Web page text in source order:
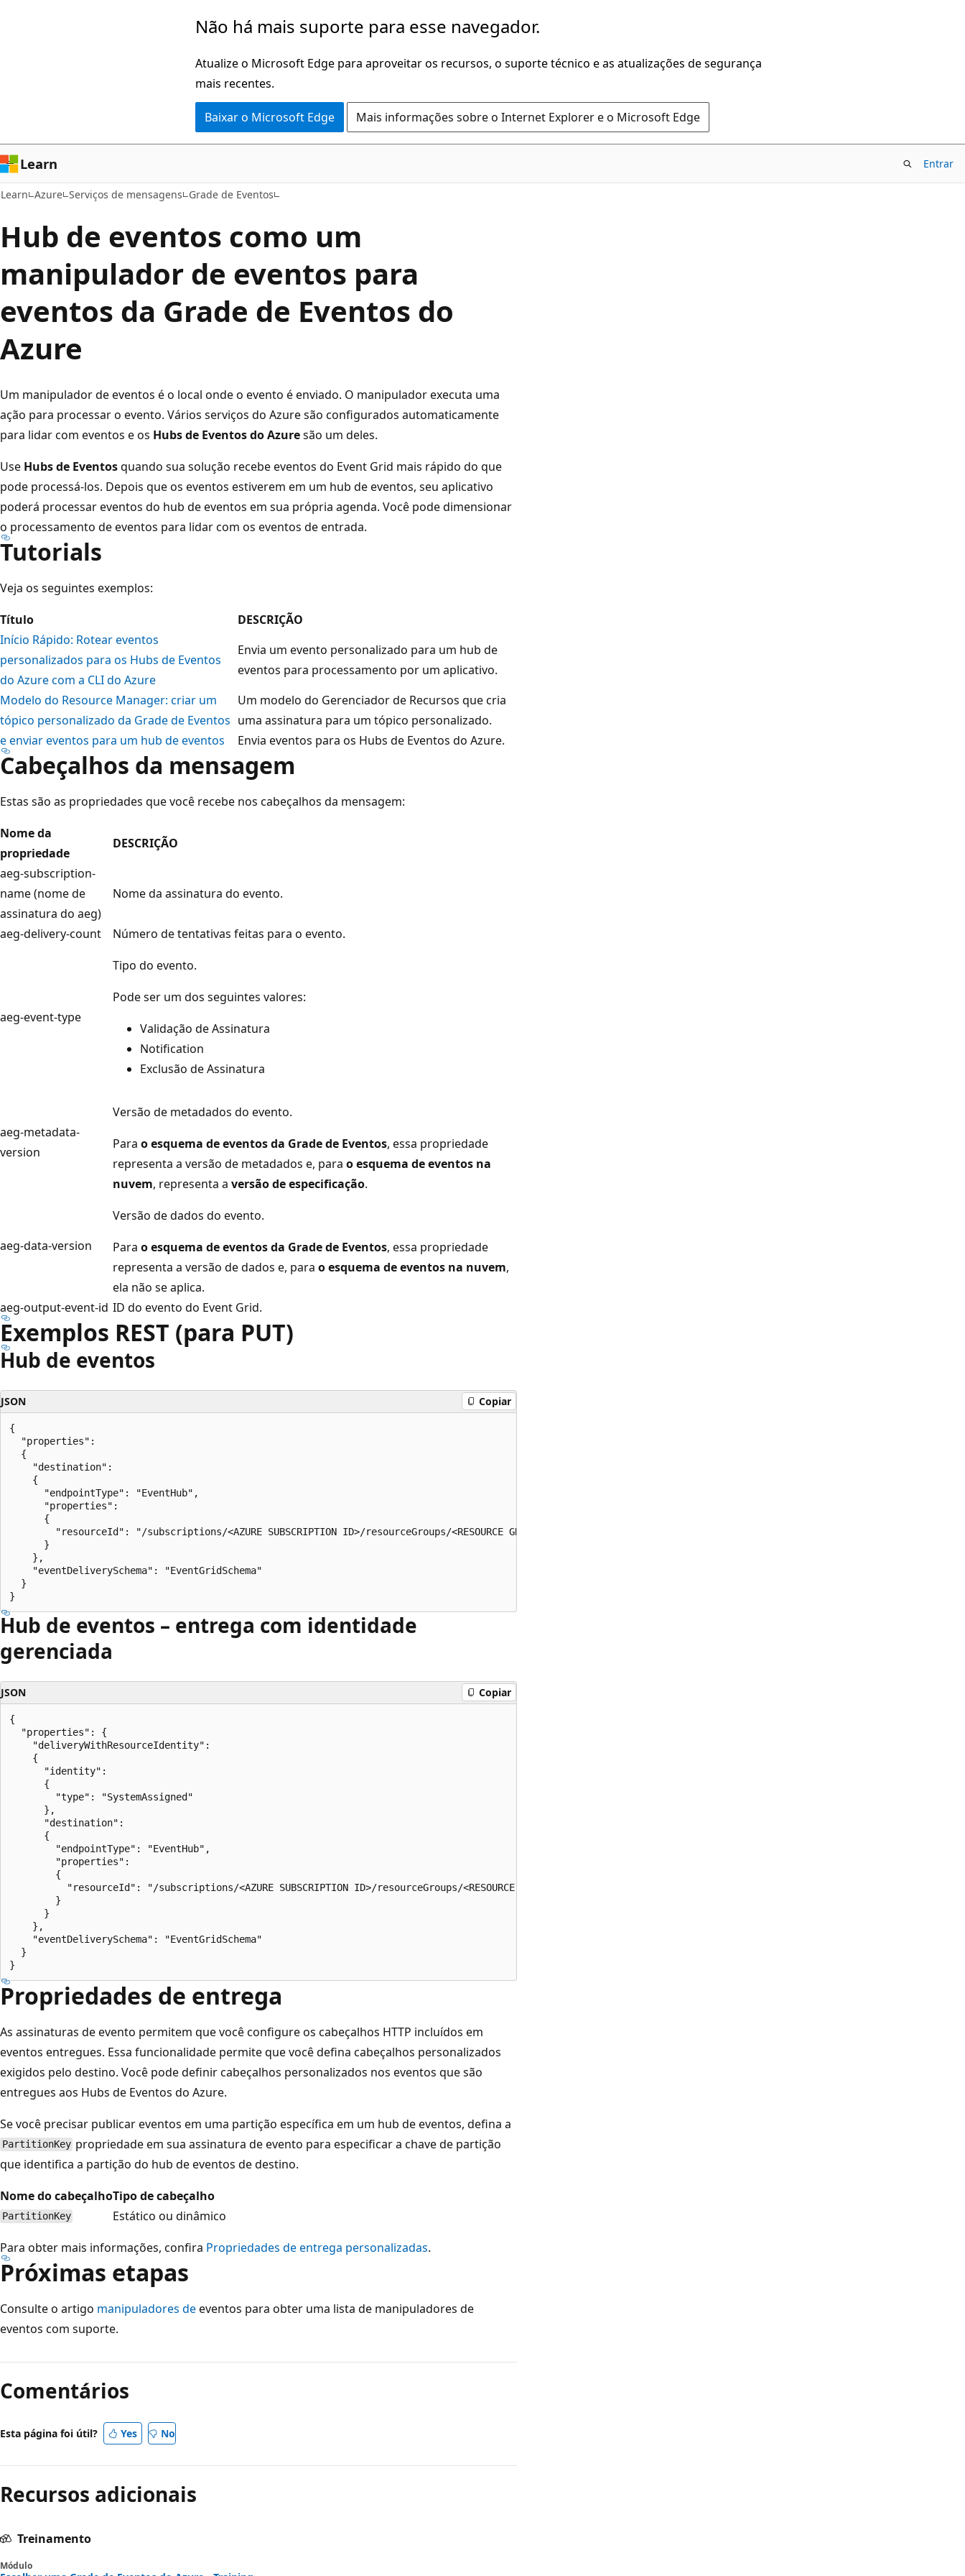
Não há mais suporte para esse navegador.
Atualize o Microsoft Edge para aproveitar os recursos, o suporte técnico e as atualizações de segurança
mais recentes.
Baixar o Microsoft Edge Mais informações sobre o Internet Explorer e o Microsoft Edge
Learn Entrar
Learn Azure Serviços de mensagens Grade de Eventos
Hub de eventos como um
manipulador de eventos para
eventos da Grade de Eventos do
Azure
Um manipulador de eventos é o local onde o evento é enviado. O manipulador executa uma
ação para processar o evento. Vários serviços do Azure são configurados automaticamente
para lidar com eventos e os Hubs de Eventos do Azuresão um deles.
Use Hubs de Eventosquando sua solução recebe eventos do Event Grid mais rápido do que
pode processá-los. Depois que os eventos estiverem em um hub de eventos, seu aplicativo
poderá processar eventos do hub de eventos em sua própria agenda. Você pode dimensionar
o processamento de eventos para lidar com os eventos de entrada.
Tutorials
Veja os seguintes exemplos:
Título
DESCRIÇÃO
Início Rápido: Rotear eventos
personalizados para os Hubs de Eventos
do Azure com a CLI do Azure
Envia um evento personalizado para um hub de
eventos para processamento por um aplicativo.
Modelo do Resource Manager: criar um
tópico personalizado da Grade de Eventos
e enviar eventos para um hub de eventos
Um modelo do Gerenciador de Recursos que cria
uma assinatura para um tópico personalizado.
Envia eventos para os Hubs de Eventos do Azure.
Cabeçalhos da mensagem
Estas são as propriedades que você recebe nos cabeçalhos da mensagem:
Nome da
propriedade
DESCRIÇÃO
aeg-subscription-
name (nome de
assinatura do aeg)
Nome da assinatura do evento.
aeg-delivery-count Número de tentativas feitas para o evento.
aeg-event-type
Tipo do evento.
Pode ser um dos seguintes valores:
Validação de Assinatura
Notification
Exclusão de Assinatura
aeg-metadata-
version
Versão de metadados do evento.
Para o esquema de eventos da Grade de Eventos, essa propriedade
representa a versão de metadados e, para o esquema de eventos na
nuvem, representa a versão de especificação.
aeg-data-version
Versão de dados do evento.
Para o esquema de eventos da Grade de Eventos, essa propriedade
representa a versão de dados e, para o esquema de eventos na nuvem,
ela não se aplica.
aeg-output-event-id ID do evento do Event Grid.
Exemplos REST (para PUT)
Hub de eventos
JSON Copiar
{
  "properties":
  {
    "destination":
    {
      "endpointType": "EventHub",
      "properties":
      {
"resourceId": "/subscriptions/<AZURE SUBSCRIPTION ID>/resourceGroups/<RESOURCE GROUP NAME>/providers/Microsoft.EventHub/namespaces/<EVENT HUBS NAMESPACE
      }
    },
    "eventDeliverySchema": "EventGridSchema"
  }
Hub de eventos – entrega com identidade
gerenciada
JSON Copiar
{
  "properties": {
    "deliveryWithResourceIdentity":
    {
      "identity":
      {
        "type": "SystemAssigned"
      },
      "destination":
      {
        "endpointType": "EventHub",
        "properties":
        {
"resourceId": "/subscriptions/<AZURE SUBSCRIPTION ID>/resourceGroups/<RESOURCE GROUP NAME>/providers/Microsoft.EventHub/namespaces/<EVENT HUBS NAMESPACE
        }
      }
    },
    "eventDeliverySchema": "EventGridSchema"
  }
Propriedades de entrega
As assinaturas de evento permitem que você configure os cabeçalhos HTTP incluídos em
eventos entregues. Essa funcionalidade permite que você defina cabeçalhos personalizados
exigidos pelo destino. Você pode definir cabeçalhos personalizados nos eventos que são
entregues aos Hubs de Eventos do Azure.
Se você precisar publicar eventos em uma partição específica em um hub de eventos, defina a
PartitionKey propriedade em sua assinatura de evento para especificar a chave de partição
que identifica a partição do hub de eventos de destino.
Nome do cabeçalhoTipo de cabeçalho
PartitionKey
Estático ou dinâmico
Para obter mais informações, confira Propriedades de entrega personalizadas.
Próximas etapas
Consulte o artigo manipuladores deeventos para obter uma lista de manipuladores de
eventos com suporte.
Comentários
Esta página foi útil? Yes No
Recursos adicionais
Treinamento
Módulo